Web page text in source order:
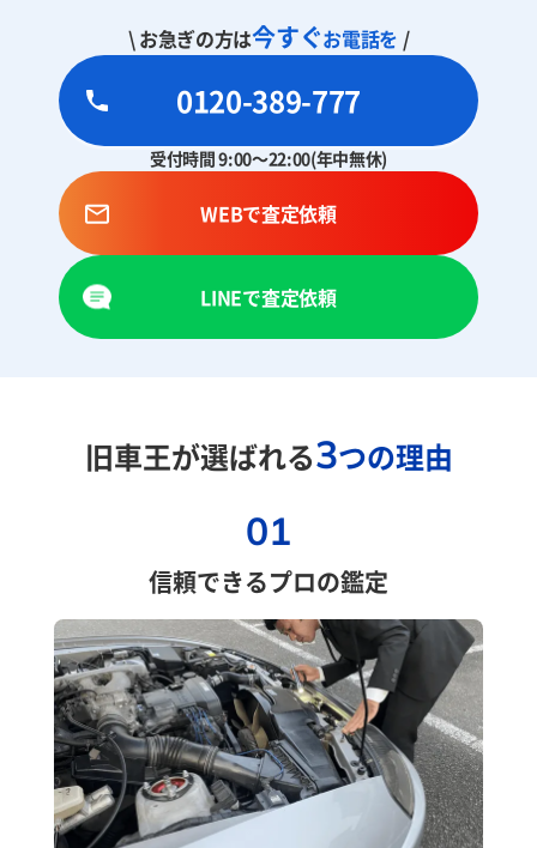
\ お急ぎの方は今すぐお電話を /
0120-389-777
受付時間 9:00～22:00(年中無休)
WEBで査定依頼
LINEで査定依頼
旧車王が選ばれる3つの理由
01
信頼できるプロの鑑定